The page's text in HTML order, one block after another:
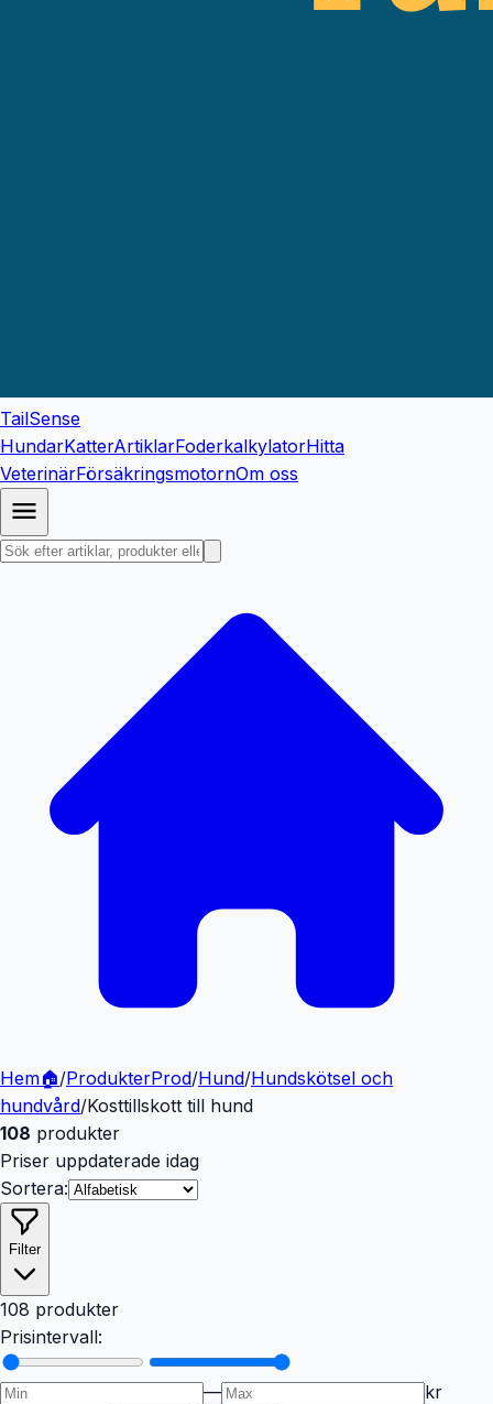
TailSense
HundarKatterArtiklarFoderkalkylatorHitta
VeterinärFörsäkringsmotornOm oss
Hem🏠/ProdukterProd/Hund/Hundskötsel och
hundvård/Kosttillskott till hund
108 produkter
Priser uppdaterade idag
Sortera:
Filter
108 produkter
Prisintervall:
—
kr